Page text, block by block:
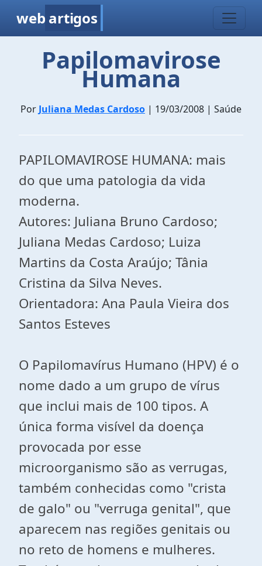
web artigos
Papilomavirose
Humana
Por Juliana Medas Cardoso | 19/03/2008 | Saúde
PAPILOMAVIROSE HUMANA: mais
do que uma patologia da vida
moderna.
Autores: Juliana Bruno Cardoso;
Juliana Medas Cardoso; Luiza
Martins da Costa Araújo; Tânia
Cristina da Silva Neves.
Orientadora: Ana Paula Vieira dos
Santos Esteves
O Papilomavírus Humano (HPV) é o
nome dado a um grupo de vírus
que inclui mais de 100 tipos. A
única forma visível da doença
provocada por esse
microorganismo são as verrugas,
também conhecidas como "crista
de galo" ou "verruga genital", que
aparecem nas regiões genitais ou
no reto de homens e mulheres.